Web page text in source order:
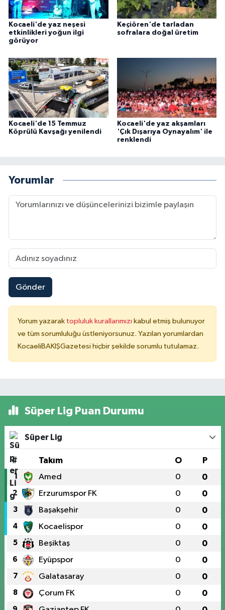
Kocaeli'de yaz neşesi
etkinlikleri yoğun ilgi
görüyor
Keçiören'de tarladan
sofralara doğal üretim
Kocaeli'de 15 Temmuz
Köprülü Kavşağı yenilendi
Kocaeli'de yaz akşamları
'Çık Dışarıya Oynayalım' ile
renklendi
Yorumlar
Gönder
Yorum yazarak topluluk kurallarımızı kabul etmiş bulunuyor
ve tüm sorumluluğu üstleniyorsunuz. Yazılan yorumlardan
KocaeliBAKIŞGazetesi hiçbir şekilde sorumlu tutulamaz.
Süper Lig Puan Durumu
Süper Lig
# Takım O P
1 Amed 0 0
2 Erzurumspor FK 0 0
3 Başakşehir 0 0
4 Kocaelispor 0 0
5 Beşiktaş 0 0
6 Eyüpspor 0 0
7 Galatasaray 0 0
8 Çorum FK 0 0